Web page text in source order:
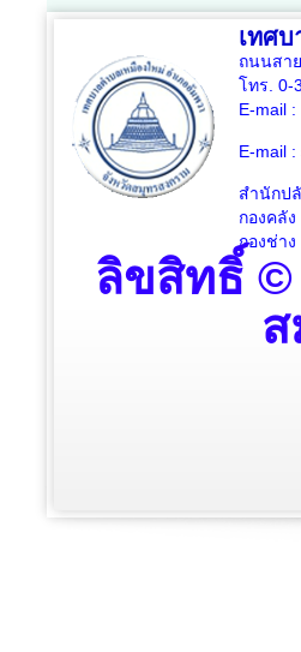
เทศบ
ถนนสา
โทร. 0-
E-mail :
E-mail :
สำนักป
กองคลั
กองช่าง
ลิขสิทธิ์ ©